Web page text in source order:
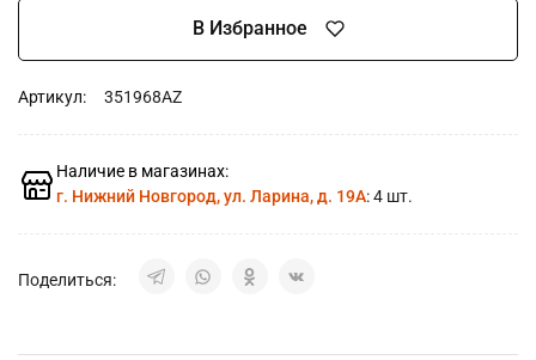
В Избранное
Артикул: 351968AZ
Наличие в магазинах:
г. Нижний Новгород, ул. Ларина, д. 19А: 4 шт.
Поделиться: